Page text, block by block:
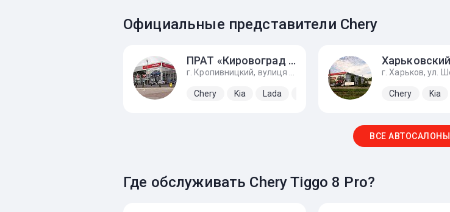
Официальные представители Chery
ПРАТ «Кировоград - Авто»
Chery Kia Lada Chery Kia
ВСЕ АВТОСАЛОНЫ
Где обслуживать Chery Tiggo 8 Pro?